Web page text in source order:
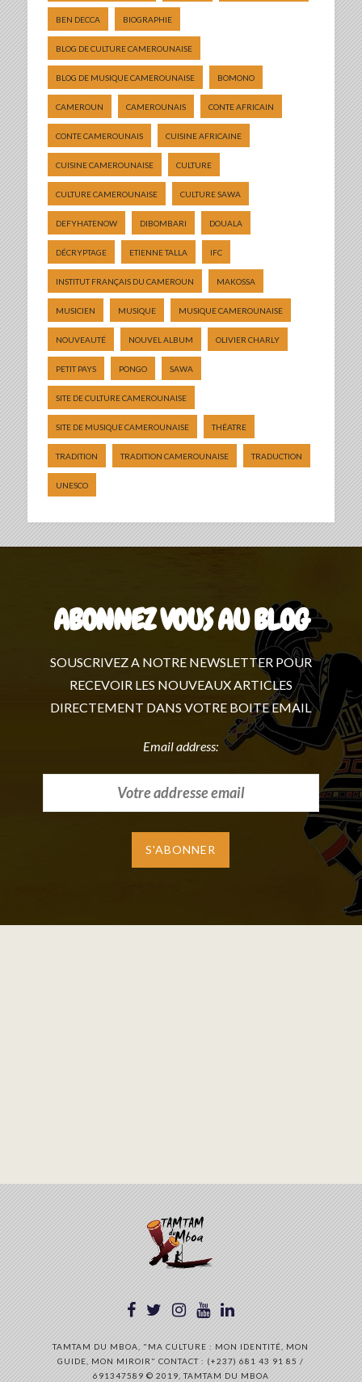
BEN DECCA BIOGRAPHIE
BLOG DE CULTURE CAMEROUNAISE
BLOG DE MUSIQUE CAMEROUNAISE BOMONO
CAMEROUN CAMEROUNAIS CONTE AFRICAIN
CONTE CAMEROUNAIS CUISINE AFRICAINE
CUISINE CAMEROUNAISE CULTURE
CULTURE CAMEROUNAISE CULTURE SAWA
DEFYHATENOW DIBOMBARI DOUALA
DÉCRYPTAGE ETIENNE TALLA IFC
INSTITUT FRANÇAIS DU CAMEROUN MAKOSSA
MUSICIEN MUSIQUE MUSIQUE CAMEROUNAISE
NOUVEAUTÉ NOUVEL ALBUM OLIVIER CHARLY
PETIT PAYS PONGO SAWA
SITE DE CULTURE CAMEROUNAISE
SITE DE MUSIQUE CAMEROUNAISE THÉATRE
TRADITION TRADITION CAMEROUNAISE TRADUCTION
UNESCO
ABONNEZ VOUS AU BLOG
SOUSCRIVEZ A NOTRE NEWSLETTER POUR
RECEVOIR LES NOUVEAUX ARTICLES
DIRECTEMENT DANS VOTRE BOITE EMAIL
Email address:
TAMTAM DU MBOA, "MA CULTURE : MON IDENTITÉ, MON
GUIDE, MON MIROIR" CONTACT : (+237) 681 43 91 85 /
691347589 © 2019, TAMTAM DU MBOA